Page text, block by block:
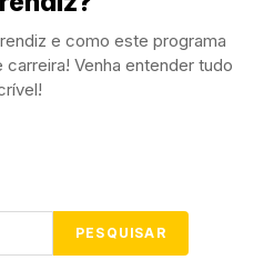
e como este programa
Venha entender tudo
PESQUISAR